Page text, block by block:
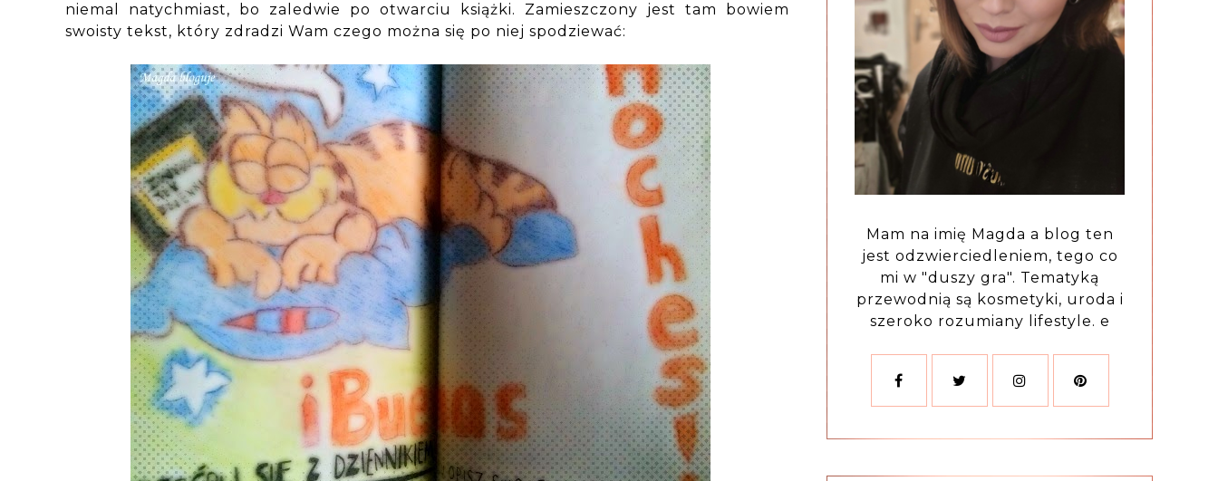
niemal natychmiast, bo zaledwie po otwarciu książki. Zamieszczony jest tam bowiem
swoisty tekst, który zdradzi Wam czego można się po niej spodziewać:
Mam na imię Magda a blog ten
jest odzwierciedleniem, tego co
mi w "duszy gra". Tematyką
przewodnią są kosmetyki, uroda i
szeroko rozumiany lifestyle. e